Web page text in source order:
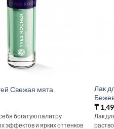
Свежая мята
богатую палитру
эффектов и ярких оттенков
Лак
₸
Лак